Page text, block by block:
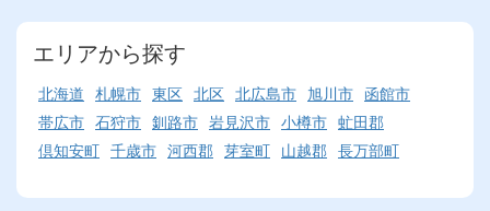
エリアから探す
北海道 札幌市 東区 北区 北広島市 旭川市 函館市
帯広市 石狩市 釧路市 岩見沢市 小樽市 虻田郡
倶知安町 千歳市 河西郡 芽室町 山越郡 長万部町